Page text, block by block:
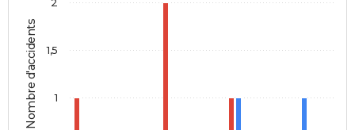
Nombre d'accidents 1
1,5